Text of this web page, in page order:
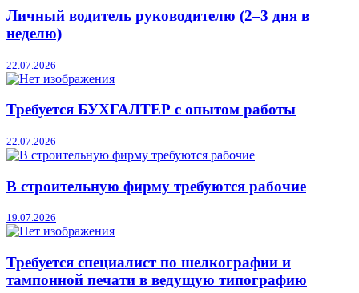
Личный водитель руководителю (2–3 дня в
неделю)
22.07.2026
Требуется БУХГАЛТЕР с опытом работы
22.07.2026
В строительную фирму требуются рабочие
19.07.2026
Требуется специалист по шелкографии и
тампонной печати в ведущую типографию